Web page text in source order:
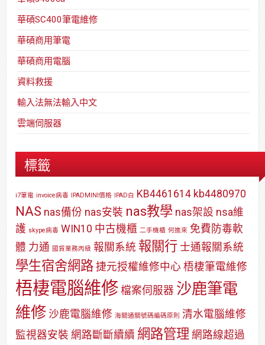
華碩SC400筆電維修
華碩商用筆電
華碩商用電腦
資料救援
輸入法無法輸入中文
雲端伺服器
標籤
i7筆電 invoice病毒 IPADMINI價格 IPAD白 KB4461614 kb4480970
NAS nas備份 nas安裝 nas教學 nas架設 nsa維
護 skype病毒 WIN10 中古機櫃 二手機櫃 何進來 免費防毒軟
體 力通 國貿業務丙級 報關系統 報關行 士通報關系統
學生宿舍網路 捷元授權維修中心 梧棲筆電維修
梧棲電腦維修 檔案伺服器 沙鹿筆電
維修 沙鹿電腦維修 海關通關號碼編碼原則 清水電腦維修
監視器安裝 網路斷斷續續 網路管理 網路線超過